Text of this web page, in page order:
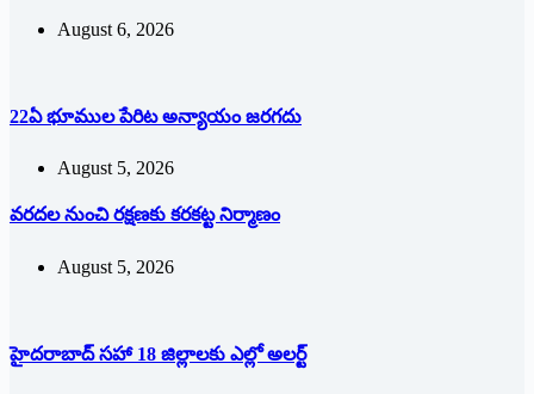
August 6, 2026
22ఏ భూముల పేరిట అన్యాయం జరగదు
August 5, 2026
వరదల నుంచి రక్షణకు కరకట్ట నిర్మాణం
August 5, 2026
హైదరాబాద్ సహా 18 జిల్లాలకు ఎల్లో అలర్ట్